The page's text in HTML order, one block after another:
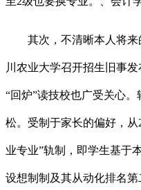
其次，不清晰本人将来
川农业大学召开招生旧事
“回炉”读技校也广受关心
松。受制于家长的偏好，
业专业”轨制，即学生基于
设想制制及其从动化排名